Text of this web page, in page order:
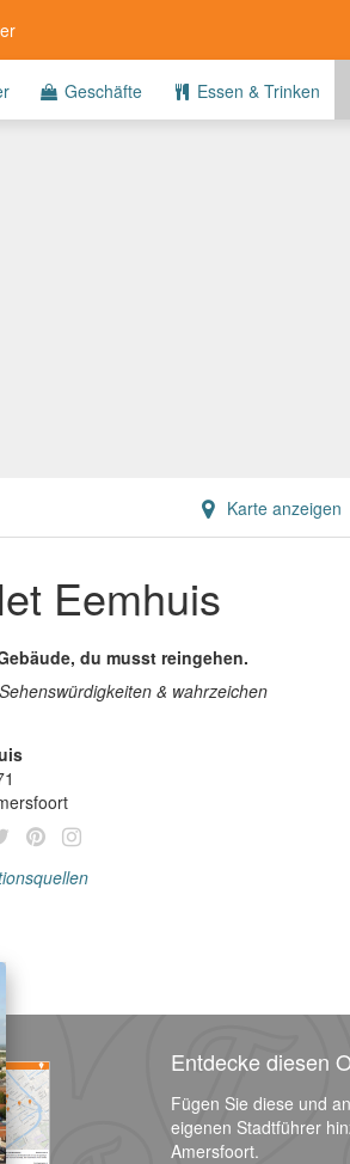
Geschäfte Essen & Trinken
Karte anzeigen
Eemhuis
du musst reingehen.
& wahrzeichen
Entdecke diesen
Fügen Sie diese und
eigenen Stadtführer
Amersfoort.